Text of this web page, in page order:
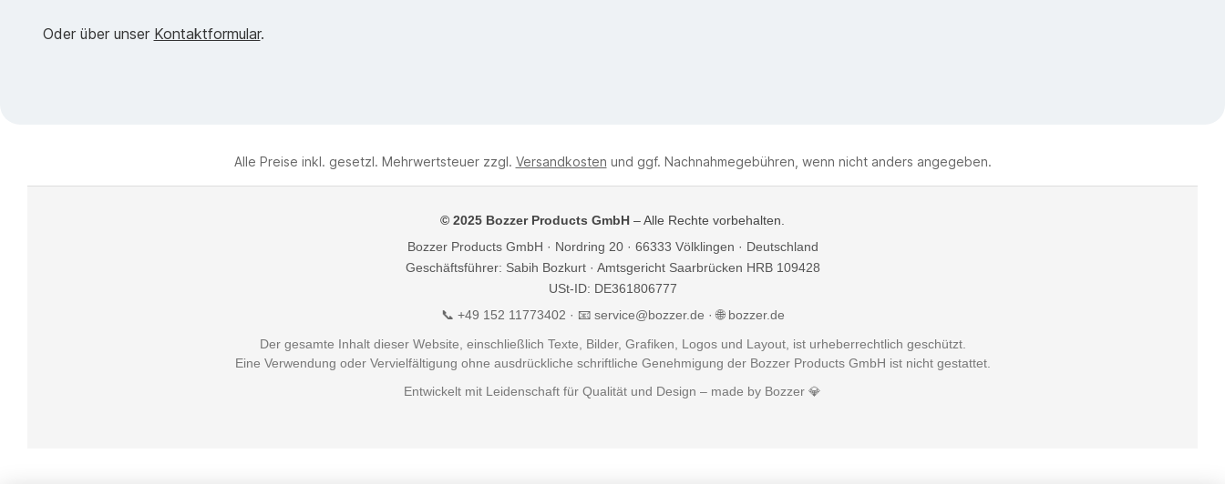
Oder über unser Kontaktformular.
Alle Preise inkl. gesetzl. Mehrwertsteuer zzgl. Versandkosten und ggf. Nachnahmegebühren, wenn nicht anders angegeben.
© 2025 Bozzer Products GmbH – Alle Rechte vorbehalten.
Bozzer Products GmbH · Nordring 20 · 66333 Völklingen · Deutschland
Geschäftsführer: Sabih Bozkurt · Amtsgericht Saarbrücken HRB 109428
USt-ID: DE361806777
📞 +49 152 11773402 · 📧 service@bozzer.de · 🌐 bozzer.de
Der gesamte Inhalt dieser Website, einschließlich Texte, Bilder, Grafiken, Logos und Layout, ist urheberrechtlich geschützt.
Eine Verwendung oder Vervielfältigung ohne ausdrückliche schriftliche Genehmigung der Bozzer Products GmbH ist nicht gestattet.
Entwickelt mit Leidenschaft für Qualität und Design – made by Bozzer 💎